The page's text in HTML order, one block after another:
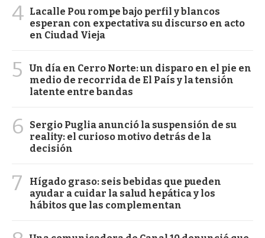
4 Lacalle Pou rompe bajo perfil y blancos
esperan con expectativa su discurso en acto
en Ciudad Vieja
5
Un día en Cerro Norte: un disparo en el pie en
medio de recorrida de El País y la tensión
latente entre bandas
6
Sergio Puglia anunció la suspensión de su
reality: el curioso motivo detrás de la
decisión
7
Hígado graso: seis bebidas que pueden
ayudar a cuidar la salud hepática y los
hábitos que las complementan